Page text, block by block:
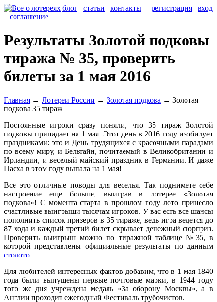
блог статьи контакты регистрация | вход
соглашение
Результаты Золотой подковы
тиража № 35, проверить
билеты за 1 мая 2016
Главная → Лотереи России → Золотая подкова → Золотая
подкова 35 тираж
Постоянные игроки сразу поняли, что 35 тираж Золотой
подковы припадает на 1 мая. Этот день в 2016 году изобилует
праздниками: это и День трудящихся с красочными парадами
по всему миру, и Бельтайн, почитаемый в Великобритании и
Ирландии, и веселый майский праздник в Германии. И даже
Пасха в этом году выпала на 1 мая!
Все это отличные поводы для веселья. Так поднимете себе
настроение еще больше, выиграв в лотерее «Золотая
подкова»! С момента старта в прошлом году лото принесло
счастливые выигрыши тысячам игроков. У вас есть все шансы
пополнить список призеров в 35 тираже, ведь игра ведется до
87 хода и каждый третий билет скрывает денежный сюрприз.
Проверить выигрыш можно по тиражной таблице №35, в
которой представлены официальные результаты по данным
столото.
Для любителей интересных фактов добавим, что в 1 мая 1840
года были выпущены первые почтовые марки, в 1944 году
того же дня учреждена медаль «За оборону Москвы», а в
Англии проходит ежегодный Фестиваль трубочистов.